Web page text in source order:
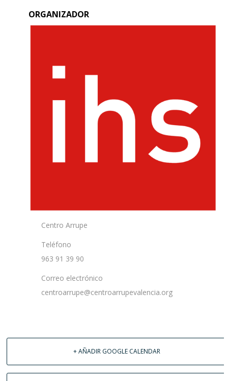
ORGANIZADOR
Centro Arrupe
Teléfono
963 91 39 90
Correo electrónico
centroarrupe@centroarrupevalencia.org
+ AÑADIR GOOGLE CALENDAR